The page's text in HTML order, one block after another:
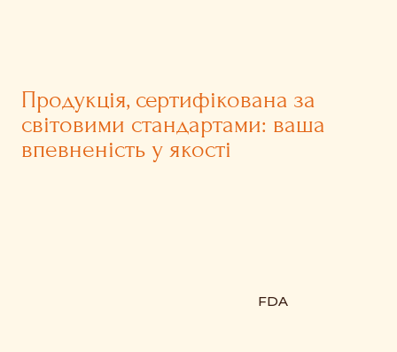
FDA
Продукція, сертифікована за
світовими стандартами: ваша
впевненість у якості